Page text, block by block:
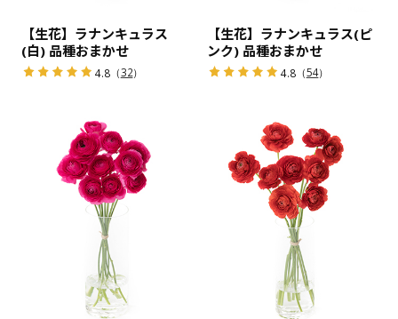
【生花】ラナンキュラス
(白) 品種おまかせ
4.8（32）
【生花】ラナンキュラス(ピ
ンク) 品種おまかせ
4.8（54）